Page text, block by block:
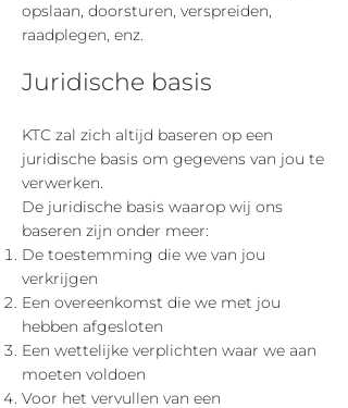
opslaan, doorsturen, verspreiden,
raadplegen, enz.
Juridische basis
KTC zal zich altijd baseren op een
juridische basis om gegevens van jou te
verwerken.
De juridische basis waarop wij ons
baseren zijn onder meer:
De toestemming die we van jou
verkrijgen
Een overeenkomst die we met jou
hebben afgesloten
Een wettelijke verplichten waar we aan
moeten voldoen
Voor het vervullen van een